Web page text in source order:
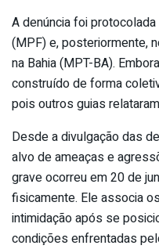
A denúncia foi
(MPF) e, posteriormente,
na Bahia (MPT-BA).
construído de forma
pois outros guias
Desde a divulgação das
alvo de ameaças e
grave ocorreu em 20 de
fisicamente. Ele associa
intimidação após se
condições enfrentadas